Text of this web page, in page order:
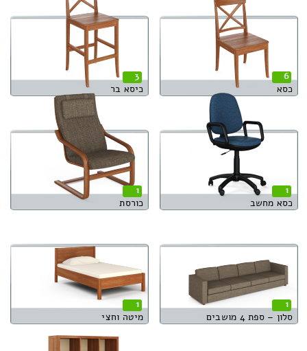
6
כסא
3
כיסא בר
1
כסא מחשב
1
כורסת
1
סלון – ספת 4 מושבים
1
מיטה וחצי